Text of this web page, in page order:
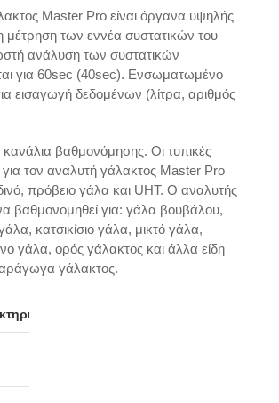
Master Pro είναι όργανα υψηλής
μέτρηση των εννέα συστατικών του
ανάλυση των συστατικών
για 60sec (40sec). Ενσωματωμένο
εισαγωγή δεδομένων (λίτρα, αριθμός
κανάλια βαθμονόμησης. Οι τυπικές
τον αναλυτή γάλακτος Master Pro
πρόβειο γάλα και UHT. Ο αναλυτής
βαθμονομηθεί για: γάλα βουβάλου,
κατσικίσιο γάλα, μικτό γάλα,
γάλα, ορός γάλακτος και άλλα είδη
γάλακτος.